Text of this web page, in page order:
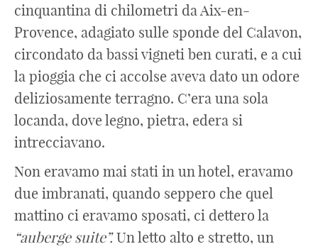
cinquantina di chilometri da Aix-en-
Provence, adagiato sulle sponde del Calavon,
circondato da bassi vigneti ben curati, e a cui
la pioggia che ci accolse aveva dato un odore
deliziosamente terragno. C’era una sola
locanda, dove legno, pietra, edera si
intrecciavano.
Non eravamo mai stati in un hotel, eravamo
due imbranati, quando seppero che quel
mattino ci eravamo sposati, ci dettero la
“auberge suite”.Un letto alto e stretto, un